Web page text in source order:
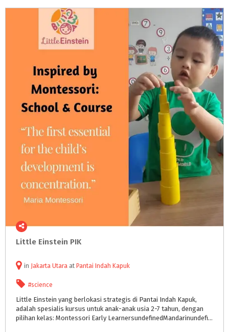
Little Einstein PIK
in Jakarta Utara at Pantai Indah Kapuk
#science
Little Einstein yang berlokasi strategis di Pantai Indah Kapuk,
adalah spesialis kursus untuk anak-anak usia 2-7 tahun, dengan
pilihan kelas: Montessori Early LearnersundefinedMandarinundefined Englishundefined Math dan waktu belajar selama 45 menit atau 1 jam.